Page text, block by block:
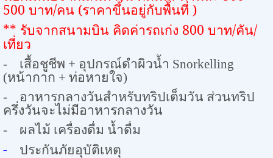
500 บาท/คน (ราคาขึ้นอยู่กับพื้นที่ )
** รับจากสนามบิน คิดค่ารถเก่ง 800 บาท/คัน/
เที่ยว
- เสื้อชูชีพ + อุปกรณ์ดำผิวน้ำ Snorkelling
(หน้ากาก + ท่อหายใจ)
-
อาหารกลางวันสำหรับทริปเต็มวัน ส่วนทริป
ครึ่งวันจะไม่มีอาหารกลางวัน
-
ผลไม้ เครื่องดื่ม น้ำดื่ม
- ประกันภัยอุบัติเหตุ